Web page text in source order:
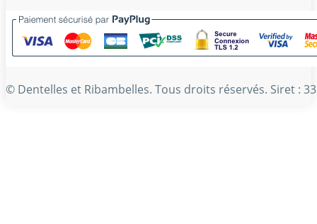
© Dentelles et Ribambelles. Tous droits réservés. Siret :